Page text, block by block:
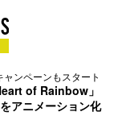
ンペーンもスタート
of Rainbow」
アニメーション化